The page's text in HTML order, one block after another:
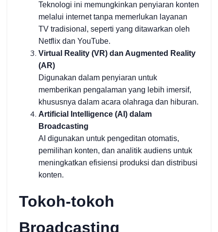
Teknologi ini memungkinkan penyiaran konten
melalui internet tanpa memerlukan layanan
TV tradisional, seperti yang ditawarkan oleh
Netflix dan YouTube.
Virtual Reality (VR) dan Augmented Reality
(AR)
Digunakan dalam penyiaran untuk
memberikan pengalaman yang lebih imersif,
khususnya dalam acara olahraga dan hiburan.
Artificial Intelligence (AI) dalam
Broadcasting
AI digunakan untuk pengeditan otomatis,
pemilihan konten, dan analitik audiens untuk
meningkatkan efisiensi produksi dan distribusi
konten.
Tokoh-tokoh
Broadcasting